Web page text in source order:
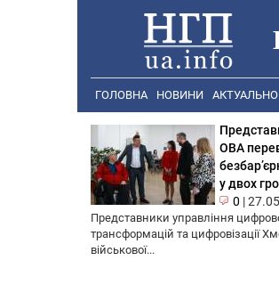
ГОЛОВНА НОВИНИ АКТУАЛЬНО
ОВА
у двох
0 |
Представники управління
трансформацій та цифровізації
військової...